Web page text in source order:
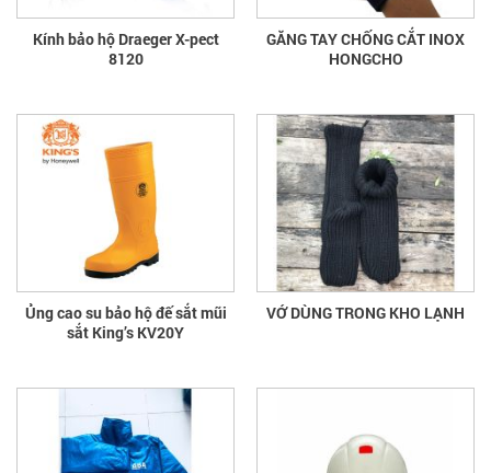
Kính bảo hộ Draeger X-pect
8120
GĂNG TAY CHỐNG CẮT INOX
HONGCHO
Ủng cao su bảo hộ đế sắt mũi
sắt King’s KV20Y
VỚ DÙNG TRONG KHO LẠNH